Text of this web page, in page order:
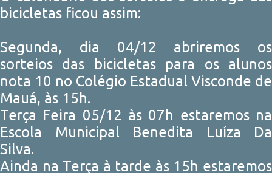
bicicletas ficou assim:
Segunda, dia 04/12 abriremos os
sorteios das bicicletas para os alunos
nota 10 no Colégio Estadual Visconde de
Mauá, às 15h.
Terça Feira 05/12 às 07h estaremos na
Escola Municipal Benedita Luíza Da
Silva.
Ainda na Terça à tarde às 15h estaremos